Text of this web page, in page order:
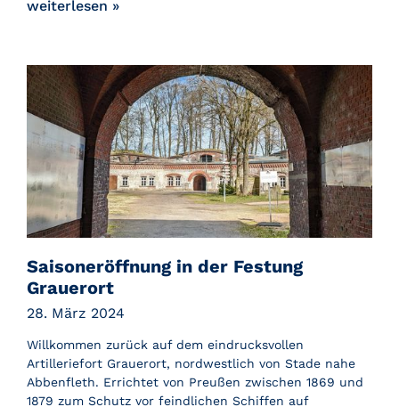
weiterlesen »
Saisoneröffnung in der Festung
Grauerort
28. März 2024
Willkommen zurück auf dem eindrucksvollen
Artilleriefort Grauerort, nordwestlich von Stade nahe
Abbenfleth. Errichtet von Preußen zwischen 1869 und
1879 zum Schutz vor feindlichen Schiffen auf